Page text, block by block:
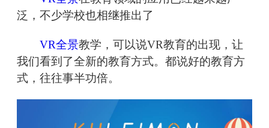
泛，不少学校也相继推出了
VR全景教学，可以说VR教育的出现，让
我们看到了全新的教育方式。都说好的教育方
式，往往事半功倍。